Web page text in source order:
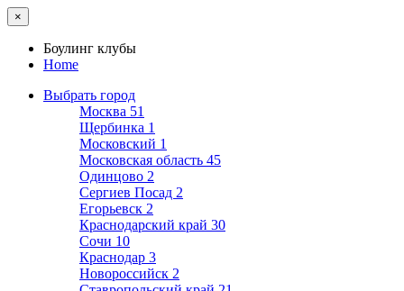
×
Боулинг клубы
Home
Выбрать город
Москва 51
Щербинка 1
Московский 1
Московская область 45
Одинцово 2
Сергиев Посад 2
Егорьевск 2
Краснодарский край 30
Сочи 10
Краснодар 3
Новороссийск 2